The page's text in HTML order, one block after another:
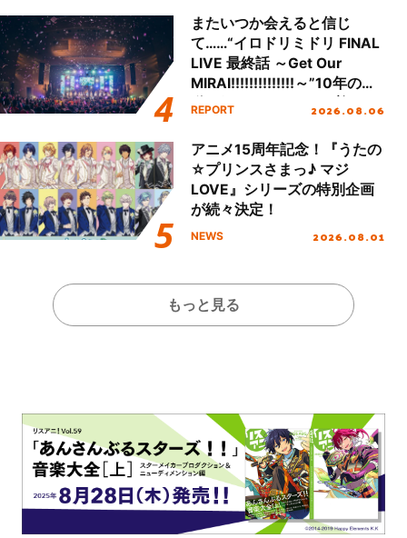
またいつか会えると信じ
て……“イロドリミドリ FINAL
LIVE 最終話 ～Get Our
MIRAI!!!!!!!!!!!!!!～”10年の活
動を経てファイナルを迎える
REPORT 2026.08.06
アニメ15周年記念！『うたの
☆プリンスさまっ♪ マジ
LOVE』シリーズの特別企画
が続々決定！
NEWS 2026.08.01
もっと見る